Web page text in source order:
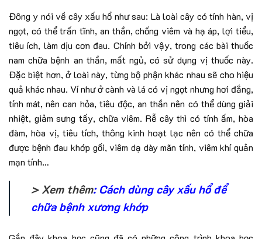
Đông y nói về cây xấu hổ như sau: Là loài cây có tính hàn, vị
ngọt, có thể trấn tĩnh, an thần, chống viêm và hạ áp, lợi tiểu,
tiêu ích, làm dịu cơn đau. Chính bởi vậy, trong các bài thuốc
nam chữa bệnh an thần, mất ngủ, có sử dụng vị thuốc này.
Đặc biệt hơn, ở loài này, từng bộ phận khác nhau sẽ cho hiệu
quả khác nhau. Ví như ở cành và lá có vị ngọt nhưng hơi đắng,
tính mát, nên can hỏa, tiêu độc, an thần nên có thể dùng giải
nhiệt, giảm sưng tấy, chữa viêm. Rễ cây thì có tính ấm, hòa
đàm, hòa vị, tiêu tích, thông kinh hoạt lạc nên có thể chữa
được bệnh đau khớp gối, viêm dạ dày mãn tính, viêm khí quản
mạn tính…
> Xem thêm:Cách dùng cây xấu hổ để
chữa bệnh xương khớp